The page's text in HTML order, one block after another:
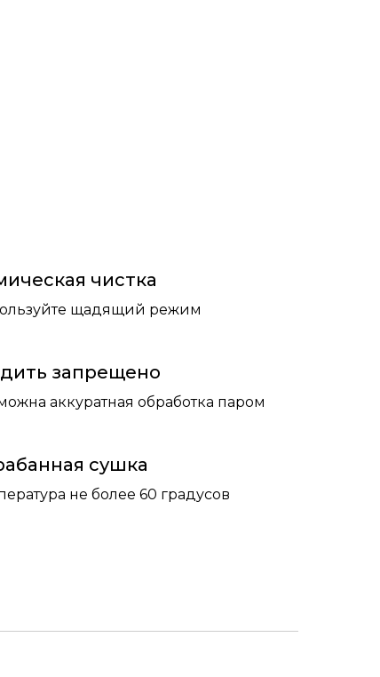
чистка
щадящий режим
запрещено
аккуратная обработка паром
сушка
не более 60 градусов